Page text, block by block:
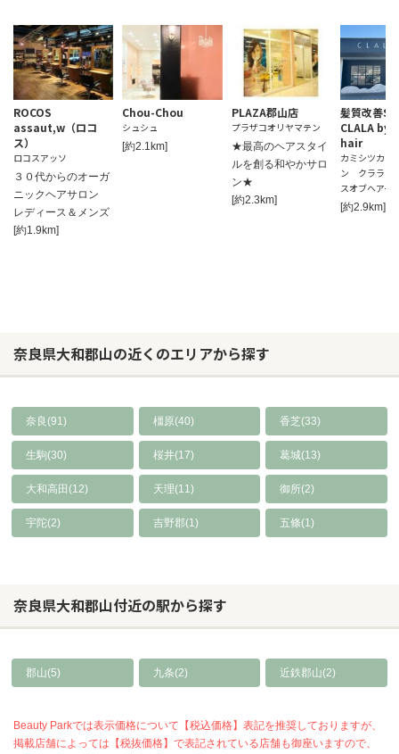
ROCOS
assaut,w（ロコ
ス）
ロコスアッソ
３０代からのオーガ
ニックヘアサロン
レディース＆メンズ
[約1.9km]
Chou-Chou
シュシュ
[約2.1km]
PLAZA郡山店
プラザコオリヤマテン
★最高のヘアスタイ
ルを創る和やかサロ
ン★
[約2.3km]
髪質改善
CLALA by
hair
カミシツカイ
ン クララ
スオブヘアー
[約2.9km]
奈良県大和郡山の近くのエリアから探す
奈良(91) 橿原(40) 香芝(33)
生駒(30) 桜井(17) 葛城(13)
大和高田(12) 天理(11) 御所(2)
宇陀(2) 吉野郡(1) 五條(1)
奈良県大和郡山付近の駅から探す
郡山(5) 九条(2) 近鉄郡山(2)
Beauty Parkでは表示価格について【税込価格】表記を推奨しておりますが、
掲載店舗によっては【税抜価格】で表記されている店舗も御座いますので、